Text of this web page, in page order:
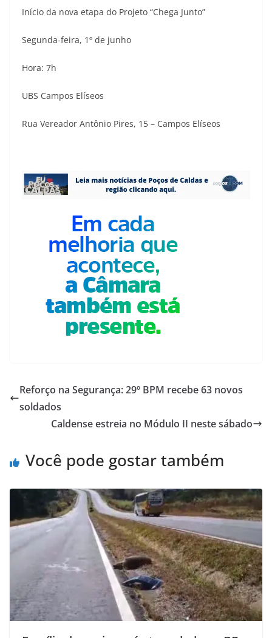
Início da nova etapa do Projeto “Chega Junto”
Segunda-feira, 1º de junho
Hora: 7h
UBS Campos Elíseos
Rua Vereador Antônio Pires, 15 – Campos Elíseos
Reforço na Segurança: 29º BPM recebe 63 novos
soldados
Caldense estreia no Módulo II neste sábado
Você pode gostar também